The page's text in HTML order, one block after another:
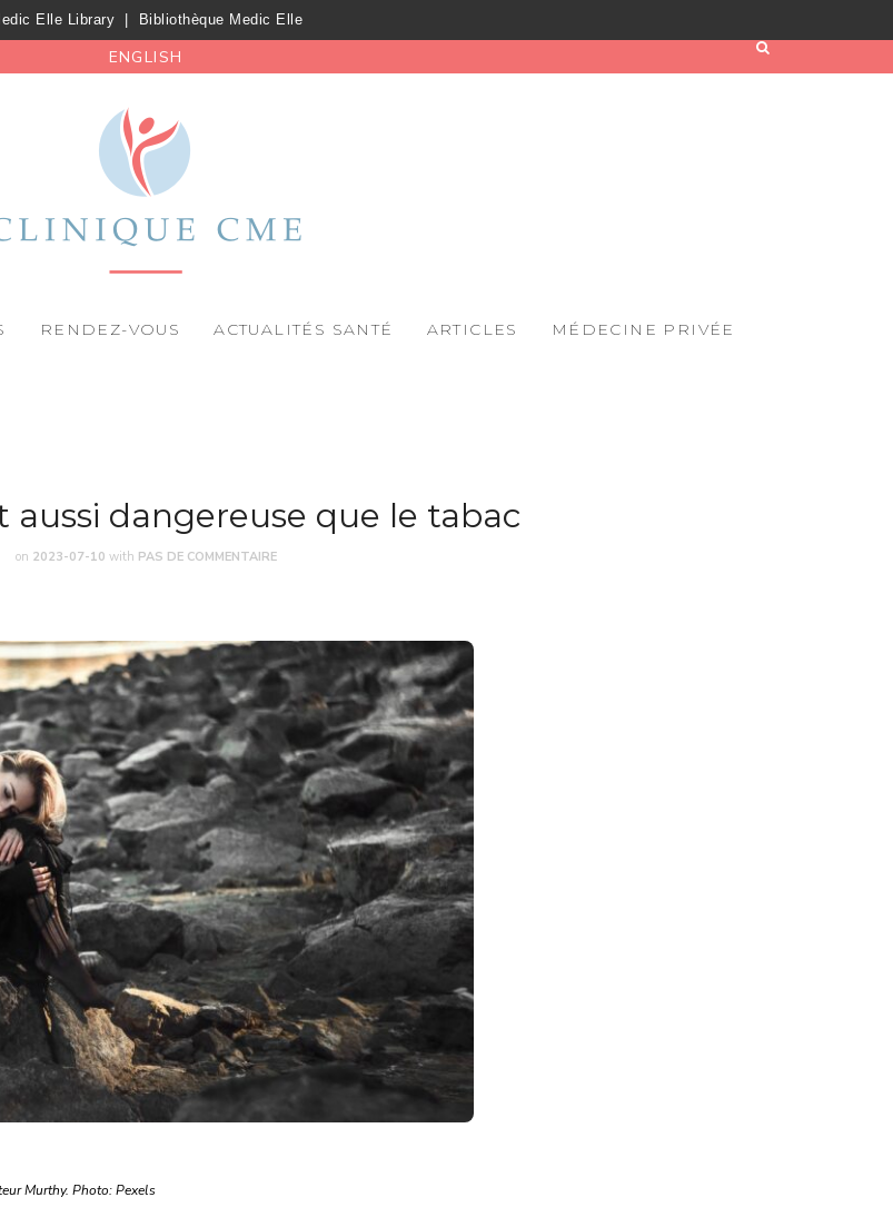
Elle Library Bibliothèque Medic Elle
ENGLISH
RENDEZ-VOUS ACTUALITÉS SANTÉ ARTICLES MÉDECINE PRIVÉE
aussi dangereuse que le tabac
on 2023-07-10 with PAS DE COMMENTAIRE
Murthy. Photo: Pexels